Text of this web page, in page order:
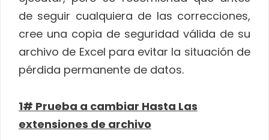
de seguir cualquiera de las correcciones,
cree una copia de seguridad válida de su
archivo de Excel para evitar la situación de
pérdida permanente de datos.
1# Prueba a cambiar Hasta Las
extensiones de archivo